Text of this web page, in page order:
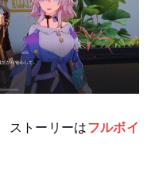
ストーリーはフルボイ